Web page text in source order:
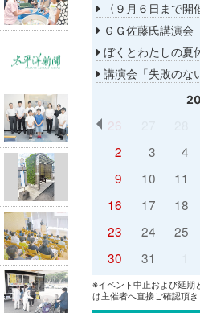
〈９月６日まで開催〉特別展示「紀
ＧＧ佐藤氏講演会
ぼくとわたしの夏
講演会「失敗のない人生に
26
2
3 4
9
10 11
16
17 18
23
24 25
30
31
※イベント中止および延期
は主催者へ直接ご確認頂き